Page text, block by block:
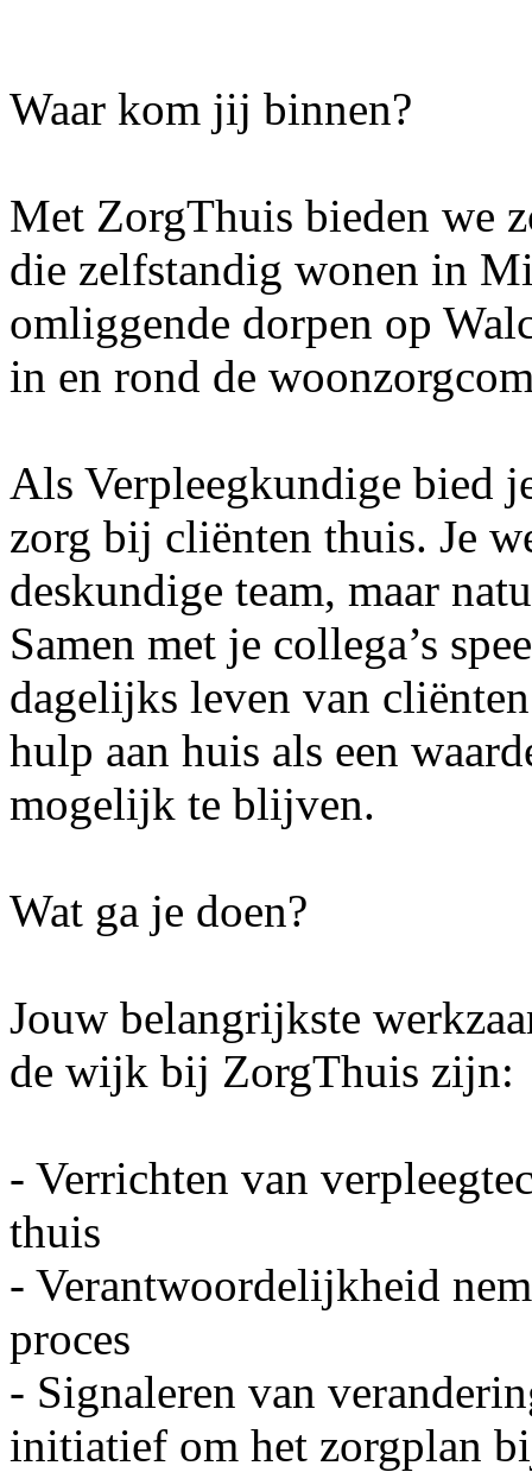
Waar kom jij binnen?
Met ZorgThuis bieden we
die zelfstandig wonen in
omliggende dorpen op
in en rond de
Als Verpleegkundige bied
zorg bij cliënten thuis. Je
deskundige team, maar
Samen met je collega’s
dagelijks leven van
hulp aan huis als een
mogelijk te blijven.
Wat ga je doen?
Jouw belangrijkste
de wijk bij ZorgThuis zijn:
- Verrichten van
thuis
- Verantwoordelijkheid
proces
- Signaleren van
initiatief om het zorgplan